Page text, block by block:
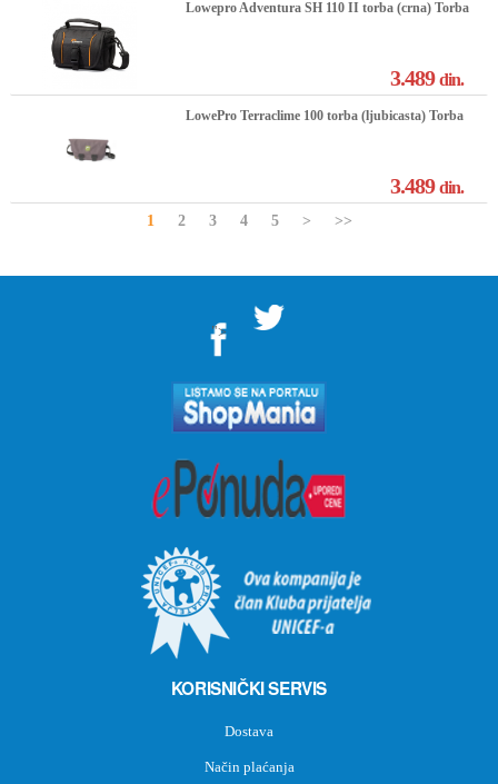
Lowepro Adventura SH 110 II torba (crna) Torba
3.489din.
LowePro Terraclime 100 torba (ljubicasta) Torba
3.489din.
1 2 3 4 5 > >>
">
KORISNIČKI SERVIS
Dostava
Način plaćanja